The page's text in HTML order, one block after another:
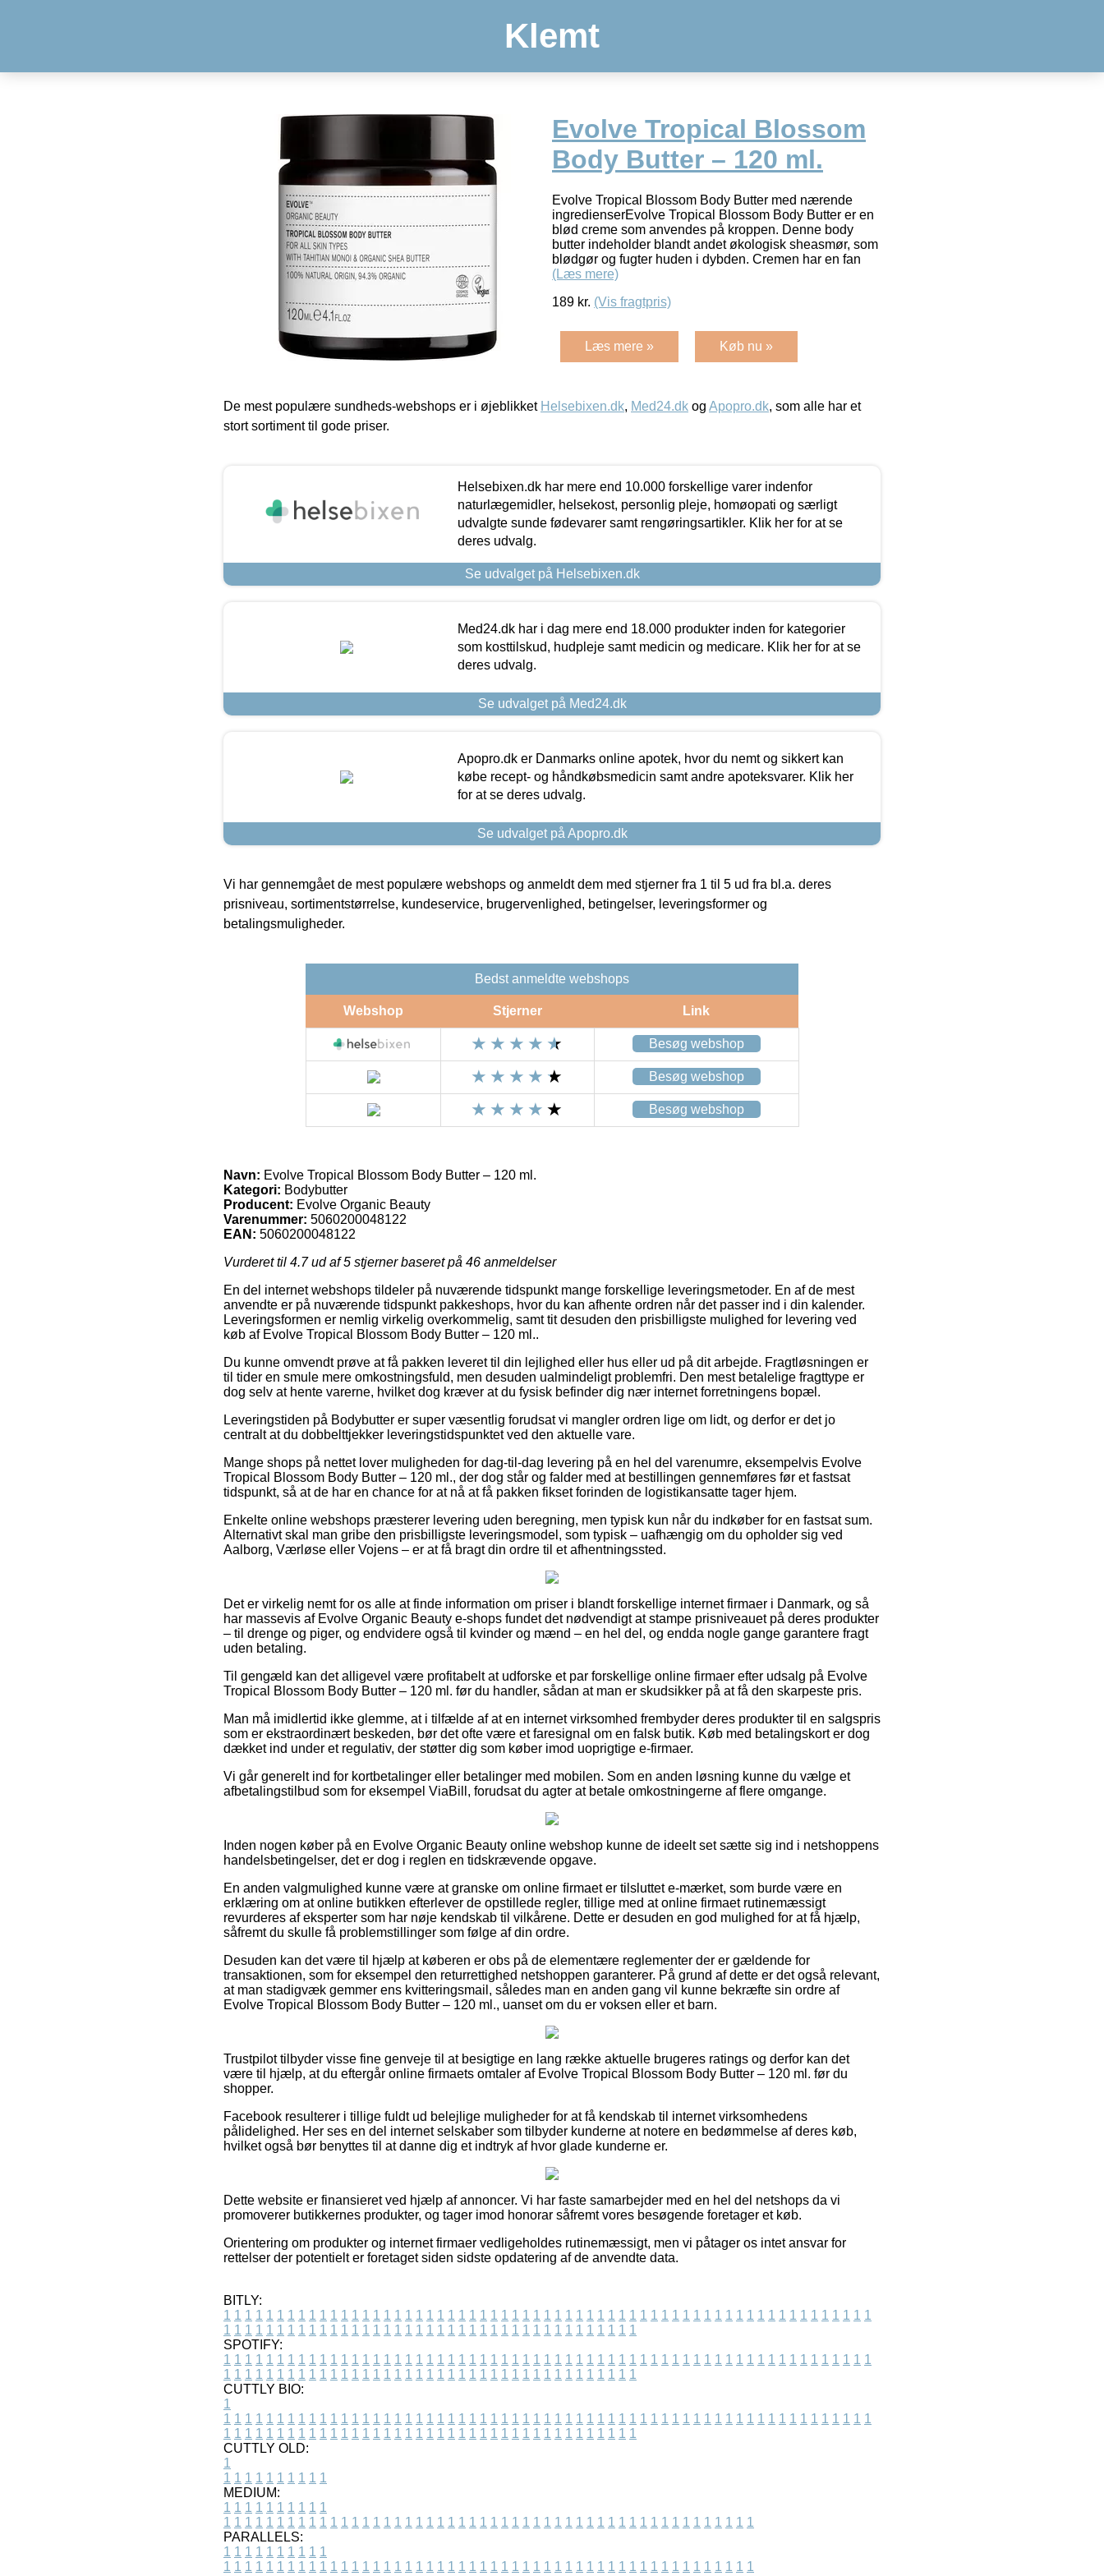
Klemt
Evolve Tropical Blossom
Body Butter – 120 ml.
Evolve Tropical Blossom Body Butter med nærende
ingredienserEvolve Tropical Blossom Body Butter er en
blød creme som anvendes på kroppen. Denne body
butter indeholder blandt andet økologisk sheasmør, som
blødgør og fugter huden i dybden. Cremen har en fan
(Læs mere)
189 kr. (Vis fragtpris)
Læs mere » Køb nu »
De mest populære sundheds-webshops er i øjeblikket Helsebixen.dk, Med24.dk og Apopro.dk, som alle har et
stort sortiment til gode priser.
Helsebixen.dk har mere end 10.000 forskellige varer indenfor
naturlægemidler, helsekost, personlig pleje, homøopati og særligt
udvalgte sunde fødevarer samt rengøringsartikler. Klik her for at se
deres udvalg.
Se udvalget på Helsebixen.dk
Med24.dk har i dag mere end 18.000 produkter inden for kategorier
som kosttilskud, hudpleje samt medicin og medicare. Klik her for at se
deres udvalg.
Se udvalget på Med24.dk
Apopro.dk er Danmarks online apotek, hvor du nemt og sikkert kan
købe recept- og håndkøbsmedicin samt andre apoteksvarer. Klik her
for at se deres udvalg.
Se udvalget på Apopro.dk
Vi har gennemgået de mest populære webshops og anmeldt dem med stjerner fra 1 til 5 ud fra bl.a. deres
prisniveau, sortimentstørrelse, kundeservice, brugervenlighed, betingelser, leveringsformer og
betalingsmuligheder.
Bedst anmeldte webshops
Webshop Stjerner Link
Besøg webshop
Besøg webshop
Besøg webshop
Navn: Evolve Tropical Blossom Body Butter – 120 ml.
Kategori: Bodybutter
Producent: Evolve Organic Beauty
Varenummer: 5060200048122
EAN: 5060200048122
Vurderet til 4.7ud af 5 stjerner baseret på 46 anmeldelser
En del internet webshops tildeler på nuværende tidspunkt mange forskellige leveringsmetoder. En af de mest
anvendte er på nuværende tidspunkt pakkeshops, hvor du kan afhente ordren når det passer ind i din kalender.
Leveringsformen er nemlig virkelig overkommelig, samt tit desuden den prisbilligste mulighed for levering ved
køb af Evolve Tropical Blossom Body Butter – 120 ml..
Du kunne omvendt prøve at få pakken leveret til din lejlighed eller hus eller ud på dit arbejde. Fragtløsningen er
til tider en smule mere omkostningsfuld, men desuden ualmindeligt problemfri. Den mest betalelige fragttype er
dog selv at hente varerne, hvilket dog kræver at du fysisk befinder dig nær internet forretningens bopæl.
Leveringstiden på Bodybutter er super væsentlig forudsat vi mangler ordren lige om lidt, og derfor er det jo
centralt at du dobbelttjekker leveringstidspunktet ved den aktuelle vare.
Mange shops på nettet lover muligheden for dag-til-dag levering på en hel del varenumre, eksempelvis Evolve
Tropical Blossom Body Butter – 120 ml., der dog står og falder med at bestillingen gennemføres før et fastsat
tidspunkt, så at de har en chance for at nå at få pakken fikset forinden de logistikansatte tager hjem.
Enkelte online webshops præsterer levering uden beregning, men typisk kun når du indkøber for en fastsat sum.
Alternativt skal man gribe den prisbilligste leveringsmodel, som typisk – uafhængig om du opholder sig ved
Aalborg, Værløse eller Vojens – er at få bragt din ordre til et afhentningssted.
Det er virkelig nemt for os alle at finde information om priser i blandt forskellige internet firmaer i Danmark, og så
har massevis af Evolve Organic Beauty e-shops fundet det nødvendigt at stampe prisniveauet på deres produkter
– til drenge og piger, og endvidere også til kvinder og mænd – en hel del, og endda nogle gange garantere fragt
uden betaling.
Til gengæld kan det alligevel være profitabelt at udforske et par forskellige online firmaer efter udsalg på Evolve
Tropical Blossom Body Butter – 120 ml. før du handler, sådan at man er skudsikker på at få den skarpeste pris.
Man må imidlertid ikke glemme, at i tilfælde af at en internet virksomhed frembyder deres produkter til en salgspris
som er ekstraordinært beskeden, bør det ofte være et faresignal om en falsk butik. Køb med betalingskort er dog
dækket ind under et regulativ, der støtter dig som køber imod uoprigtige e-firmaer.
Vi går generelt ind for kortbetalinger eller betalinger med mobilen. Som en anden løsning kunne du vælge et
afbetalingstilbud som for eksempel ViaBill, forudsat du agter at betale omkostningerne af flere omgange.
Inden nogen køber på en Evolve Organic Beauty online webshop kunne de ideelt set sætte sig ind i netshoppens
handelsbetingelser, det er dog i reglen en tidskrævende opgave.
En anden valgmulighed kunne være at granske om online firmaet er tilsluttet e-mærket, som burde være en
erklæring om at online butikken efterlever de opstillede regler, tillige med at online firmaet rutinemæssigt
revurderes af eksperter som har nøje kendskab til vilkårene. Dette er desuden en god mulighed for at få hjælp,
såfremt du skulle få problemstillinger som følge af din ordre.
Desuden kan det være til hjælp at køberen er obs på de elementære reglementer der er gældende for
transaktionen, som for eksempel den returrettighed netshoppen garanterer. På grund af dette er det også relevant,
at man stadigvæk gemmer ens kvitteringsmail, således man en anden gang vil kunne bekræfte sin ordre af
Evolve Tropical Blossom Body Butter – 120 ml., uanset om du er voksen eller et barn.
Trustpilot tilbyder visse fine genveje til at besigtige en lang række aktuelle brugeres ratings og derfor kan det
være til hjælp, at du eftergår online firmaets omtaler af Evolve Tropical Blossom Body Butter – 120 ml. før du
shopper.
Facebook resulterer i tillige fuldt ud belejlige muligheder for at få kendskab til internet virksomhedens
pålidelighed. Her ses en del internet selskaber som tilbyder kunderne at notere en bedømmelse af deres køb,
hvilket også bør benyttes til at danne dig et indtryk af hvor glade kunderne er.
Dette website er finansieret ved hjælp af annoncer. Vi har faste samarbejder med en hel del netshops da vi
promoverer butikkernes produkter, og tager imod honorar såfremt vores besøgende foretager et køb.
Orientering om produkter og internet firmaer vedligeholdes rutinemæssigt, men vi påtager os intet ansvar for
rettelser der potentielt er foretaget siden sidste opdatering af de anvendte data.
BITLY:
1 1 1 1 1 1 1 1 1 1 1 1 1 1 1 1 1 1 1 1 1 1 1 1 1 1 1 1 1 1 1 1 1 1 1 1 1 1 1 1 1 1 1 1 1 1 1 1 1 1 1 1 1 1 1 1 1 1 1 1 1
1 1 1 1 1 1 1 1 1 1 1 1 1 1 1 1 1 1 1 1 1 1 1 1 1 1 1 1 1 1 1 1 1 1 1 1 1 1 1
SPOTIFY:
1 1 1 1 1 1 1 1 1 1 1 1 1 1 1 1 1 1 1 1 1 1 1 1 1 1 1 1 1 1 1 1 1 1 1 1 1 1 1 1 1 1 1 1 1 1 1 1 1 1 1 1 1 1 1 1 1 1 1 1 1
1 1 1 1 1 1 1 1 1 1 1 1 1 1 1 1 1 1 1 1 1 1 1 1 1 1 1 1 1 1 1 1 1 1 1 1 1 1 1
CUTTLY BIO:
1
1 1 1 1 1 1 1 1 1 1 1 1 1 1 1 1 1 1 1 1 1 1 1 1 1 1 1 1 1 1 1 1 1 1 1 1 1 1 1 1 1 1 1 1 1 1 1 1 1 1 1 1 1 1 1 1 1 1 1 1 1
1 1 1 1 1 1 1 1 1 1 1 1 1 1 1 1 1 1 1 1 1 1 1 1 1 1 1 1 1 1 1 1 1 1 1 1 1 1 1
CUTTLY OLD:
1
1 1 1 1 1 1 1 1 1 1
MEDIUM:
1 1 1 1 1 1 1 1 1 1
1 1 1 1 1 1 1 1 1 1 1 1 1 1 1 1 1 1 1 1 1 1 1 1 1 1 1 1 1 1 1 1 1 1 1 1 1 1 1 1 1 1 1 1 1 1 1 1 1 1
PARALLELS:
1 1 1 1 1 1 1 1 1 1
1 1 1 1 1 1 1 1 1 1 1 1 1 1 1 1 1 1 1 1 1 1 1 1 1 1 1 1 1 1 1 1 1 1 1 1 1 1 1 1 1 1 1 1 1 1 1 1 1 1